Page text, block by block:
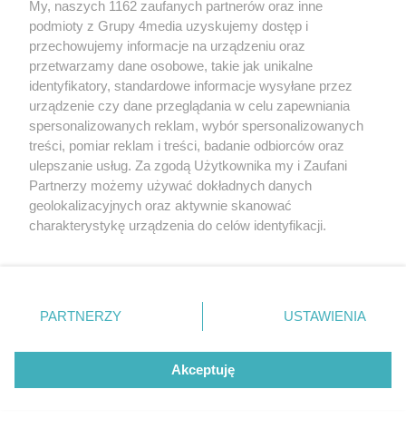
Redakcja Reklama Prywatność
Praca Łódź
the:protocol
Facebook.com
Youtube.com
My, naszych 1162 zaufanych partnerów oraz inne
podmioty z Grupy 4media uzyskujemy dostęp i
przechowujemy informacje na urządzeniu oraz
przetwarzamy dane osobowe, takie jak unikalne
identyfikatory, standardowe informacje wysyłane przez
urządzenie czy dane przeglądania w celu zapewniania
spersonalizowanych reklam, wybór spersonalizowanych
treści, pomiar reklam i treści, badanie odbiorców oraz
ulepszanie usług. Za zgodą Użytkownika my i Zaufani
Partnerzy możemy używać dokładnych danych
geolokalizacyjnych oraz aktywnie skanować
charakterystykę urządzenia do celów identyfikacji.
zmienić/wycofać klikając przycisk ustawień prywatności
znajdujący się w lewym dolnym rogu strony
. Niektóre
użytkownika, ale masz prawo sprzeciwić się takiemu
przetwarzaniu. Preferencje będą miały zastosowania tylko
PARTNERZY USTAWIENIA
Akceptuję